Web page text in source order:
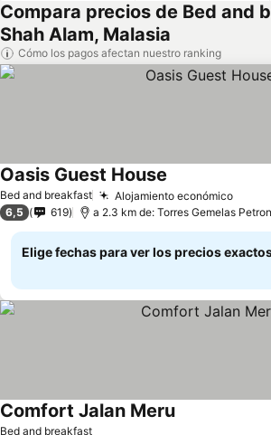
Compara precios de Bed and
Shah Alam, Malasia
Cómo los pagos afectan nuestro ranking
Bed and breakfast Alojamiento económicoVer
Oasis Guest House
6,5 619 a 2.3 km de: Torres Gemelas
Elige fechas para ver los precios
Bed and breakfast
Comfort Jalan MeruVer precios